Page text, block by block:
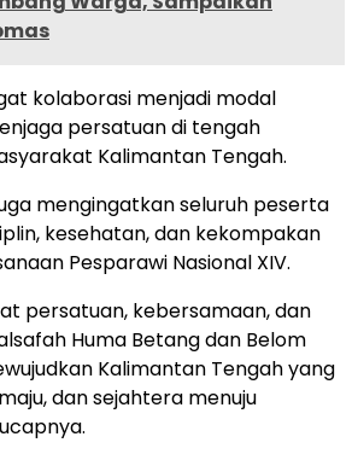
kolaborasi menjadi modal
persatuan di tengah
Kalimantan Tengah.
mengingatkan seluruh peserta
kesehatan, dan kekompakan
Pesparawi Nasional XIV.
persatuan, kebersamaan, dan
Huma Betang dan Belom
Kalimantan Tengah yang
dan sejahtera menuju